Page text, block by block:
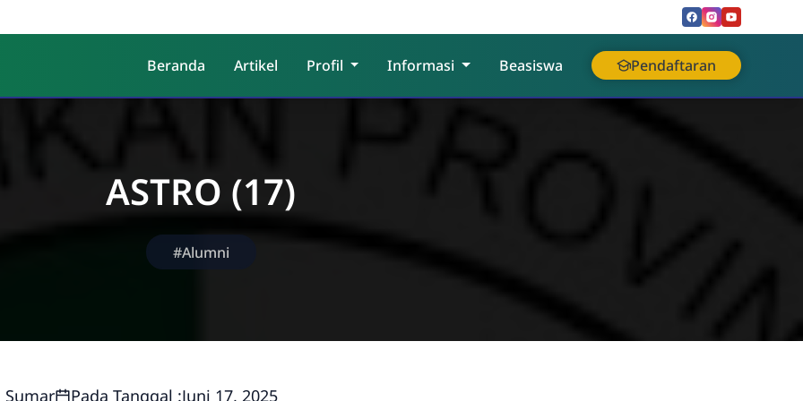
Beranda Artikel Profil Informasi Beasiswa Pendaftaran
ASTRO (17)
#Alumni
Sumar Pada Tanggal :Juni 17, 2025